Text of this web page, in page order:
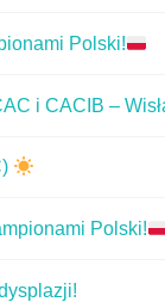
Polski!
i CACIB –
Polski!